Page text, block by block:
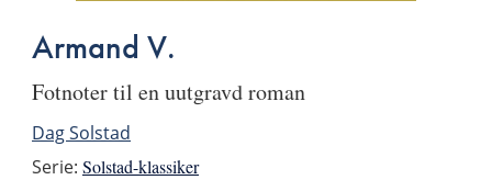
Armand V.
fotnoter til en uutgravd roman
Dag Solstad
Serie: Solstad-klassiker